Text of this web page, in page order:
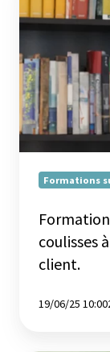
mesure
explorez
les
coulisses
à
travers
le
témoignage
d'un
client.
Formations
coulisses
client.
19/06/25 10:00